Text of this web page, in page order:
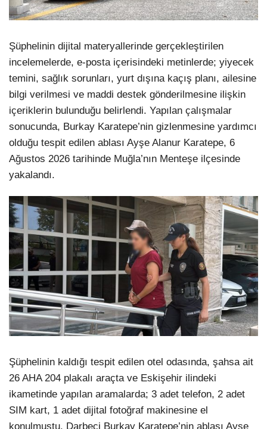
Şüphelinin dijital materyallerinde gerçekleştirilen
incelemelerde, e-posta içerisindeki metinlerde; yiyecek
temini, sağlık sorunları, yurt dışına kaçış planı, ailesine
bilgi verilmesi ve maddi destek gönderilmesine ilişkin
içeriklerin bulunduğu belirlendi. Yapılan çalışmalar
sonucunda, Burkay Karatepe’nin gizlenmesine yardımcı
olduğu tespit edilen ablası Ayşe Alanur Karatepe, 6
Ağustos 2026 tarihinde Muğla’nın Menteşe ilçesinde
yakalandı.
Şüphelinin kaldığı tespit edilen otel odasında, şahsa ait
26 AHA 204 plakalı araçta ve Eskişehir ilindeki
ikametinde yapılan aramalarda; 3 adet telefon, 2 adet
SIM kart, 1 adet dijital fotoğraf makinesine el
konulmuştu. Darbeci Burkay Karatepe’nin ablası Ayşe